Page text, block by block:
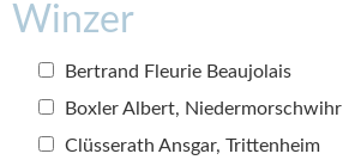
Winzer
Bertrand Fleurie Beaujolais
Boxler Albert, Niedermorschwihr
Clüsserath Ansgar, Trittenheim